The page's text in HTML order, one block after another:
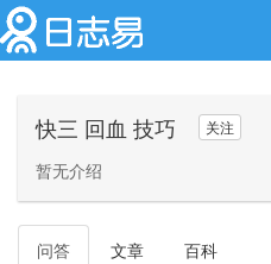
快三 回血 技巧 关注
暂无介绍
问答 文章 百科